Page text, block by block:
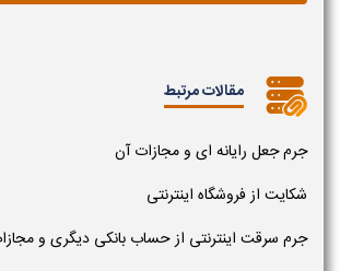
مقالات مرتبط
جرم جعل رایانه ای و مجازات آن
شکایت از فروشگاه اینترنتی
جرم سرقت اینترنتی از حساب بانکی دیگری و